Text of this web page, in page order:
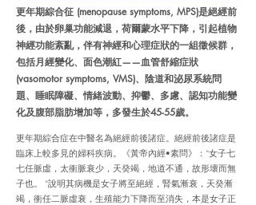
更年期綜合征 (menopause symptoms, MPS)是絕經前
後，由於卵巢功能減退，荷爾蒙水平下降，引起植物
神經功能紊亂，伴有神經和心理症狀的一組徵候群，
包括月經變化、面色潮紅——血管舒縮症狀
(vasomotor symptoms, VMS)、陰道和泌尿系統問
題、睡眠障礙、情緒波動、抑鬱、多慮、認知功能變
化及腹部脂肪增加等，多發生於45-55歲。
更年期綜合症在中醫名為絕經前後諸症。絕經前後諸症是
臨床上較多見的婦科疾病。《黃帝內經•素問》：“女子七
七任脈虛，太衝脈衰少，天癸竭，地道不通，故形壞而無
子也。 “說明其病機是女子將至絕經，腎氣漸衰，天癸漸
竭，衝任二脈虛衰，生殖能力下降而至消失，本是女子正